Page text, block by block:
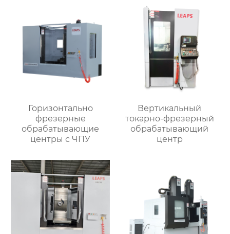
Горизонтально
фрезерные
обрабатывающие
центры с ЧПУ
Вертикальный
токарно-фрезерный
обрабатывающий
центр